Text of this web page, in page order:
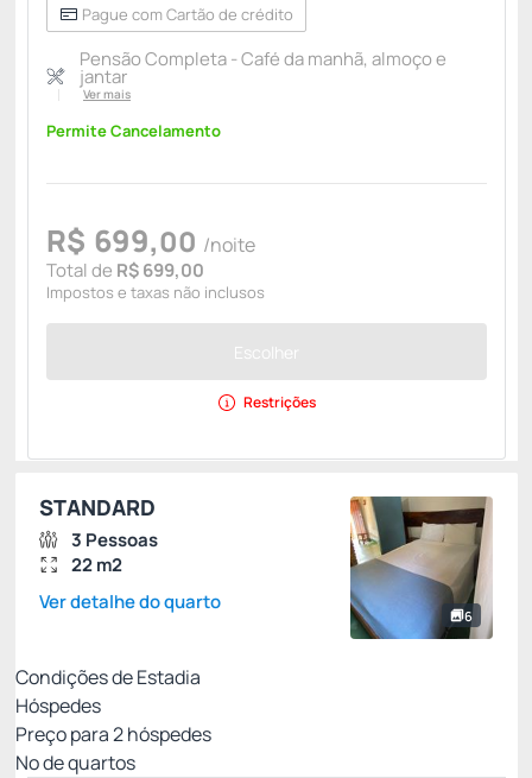
Pague com Cartão de crédito
Pensão Completa - Café da manhã, almoço e
jantar
Ver mais
Permite Cancelamento
R$ 699,00 /noite
Total de R$ 699,00
Impostos e taxas não inclusos
Escolher
Restrições
6
STANDARD
3 Pessoas
22 m2
Ver detalhe do quarto
Condições de Estadia
Hóspedes
Preço para2hóspedes
Nº de quartos